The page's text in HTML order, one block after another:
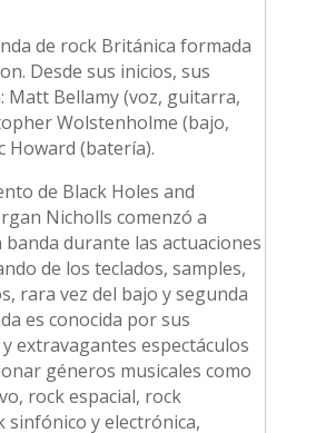
de rock Británica formada
Desde sus inicios, sus
Matt Bellamy (voz, guitarra,
Wolstenholme (bajo,
Howard (batería).
de Black Holes and
Nicholls comenzó a
durante las actuaciones
de los teclados, samples,
rara vez del bajo y segunda
es conocida por sus
extravagantes espectáculos
géneros musicales como
rock espacial, rock
sinfónico y electrónica,